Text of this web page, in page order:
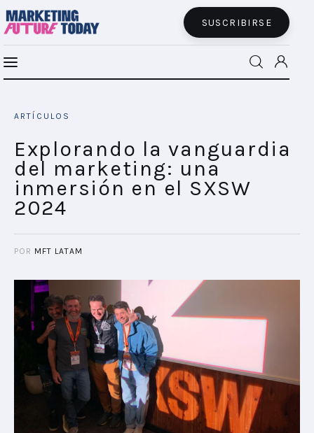
SUSCRIBIRSE
INSIGHTS
FUTURE BRAND LAB
CONECTADES
PODCAST
PLAYBOOKS
NOVEDADES DE LOS MIEMBROS
ARTÍCULOS
Explorando la vanguardia
del marketing: una
inmersión en el SXSW
2024
POR MFT LATAM